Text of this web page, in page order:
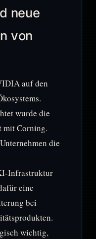
neue
von
auf den
wurde die
mit Corning.
die
Infrastruktur
eine
bei
wichtig,